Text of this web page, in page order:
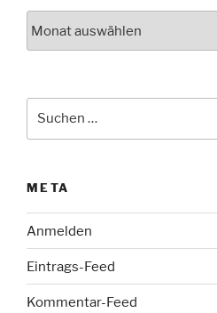
META
Anmelden
Eintrags-Feed
Kommentar-Feed